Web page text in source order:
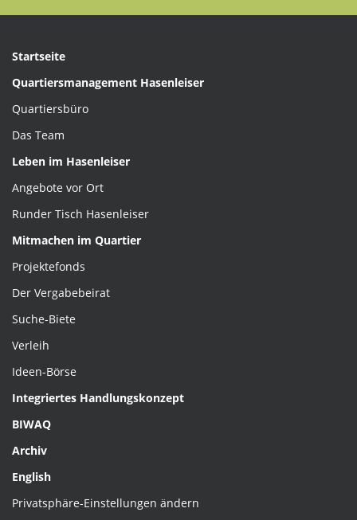
Startseite
Quartiersmanagement Hasenleiser
Quartiersbüro
Das Team
Leben im Hasenleiser
Angebote vor Ort
Runder Tisch Hasenleiser
Mitmachen im Quartier
Projektefonds
Der Vergabebeirat
Suche-Biete
Verleih
Ideen-Börse
Integriertes Handlungskonzept
BIWAQ
Archiv
English
Privatsphäre-Einstellungen ändern